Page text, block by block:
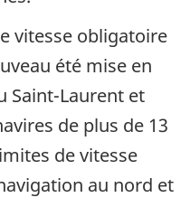
vitesse obligatoire
été mise en
Saint-Laurent et
de plus de 13
de vitesse
au nord et